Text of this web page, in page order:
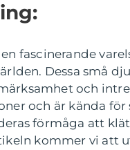
fascinerande
Dessa små
och
och är kända för
förmåga att
kommer vi att